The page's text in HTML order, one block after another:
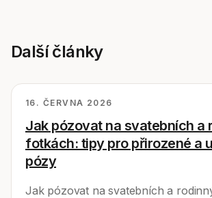
Další články
16. ČERVNA 2026
Jak pózovat na svatebních a
fotkách: tipy pro přirozené a
pózy
Jak pózovat na svatebních a